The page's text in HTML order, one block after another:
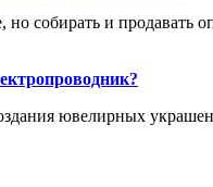
собирать и
ювелирных